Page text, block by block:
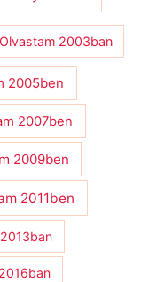
Olvastam 2003ban
2005ben
2007ben
2009ben
2011ben